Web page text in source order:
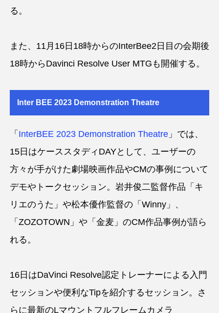
る。
また、11月16日18時からのInterBee2日目の会期後
18時からDavinci Resolve User MTGも開催する。
Inter BEE 2023 Demonstration Theatre
「 InterBEE 2023 Demonstration Theatre 」では、
15日はケーススタディDAYとして、ユーザーの
方々が手がけた劇場映画作品やCMの事例について
デモやトークセッション。岩井俊二監督作品「キ
リエのうた」や松本優作監督の「Winny」、
「ZOZOTOWN」や「金麦」のCM作品事例が語ら
れる。
16日はDaVinci Resolve認定トレーナーによる入門
セッションや便利なTipを紹介するセッション。さ
らに最新のLマウントフルフレームカメラ